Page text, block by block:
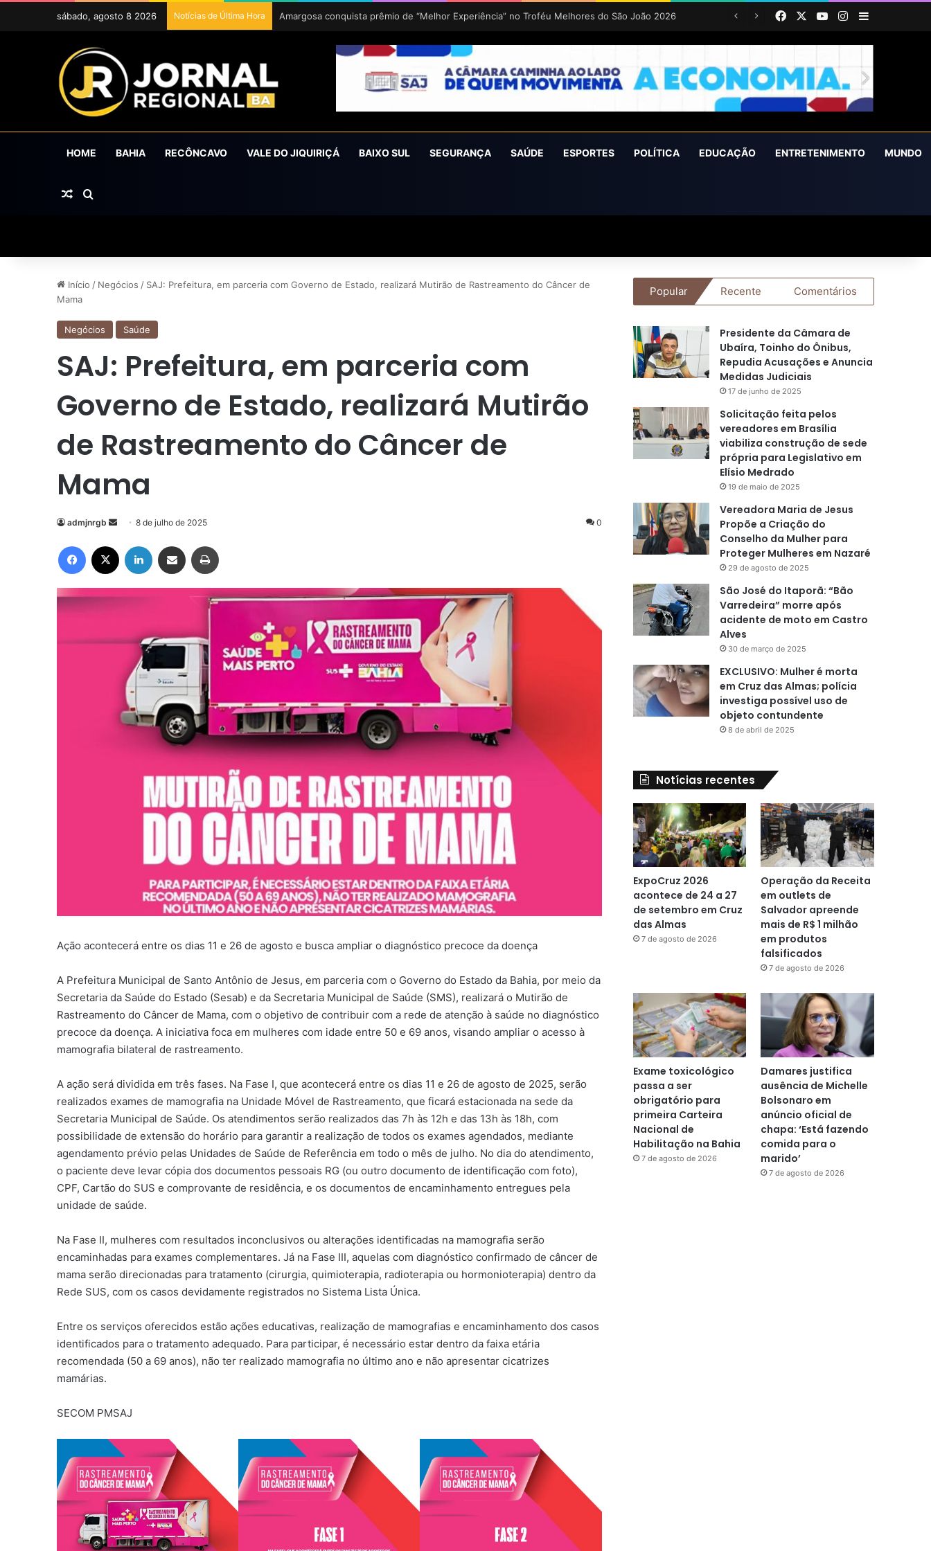
sábado, agosto 8 2026 Notícias de Última Hora ExpoCruz 2026 acontece de 24 a 27 de setembro em Cruz das Almas FacebookYouTubeInstagram
Barra
HOME BAHIA RECÔNCAVO VALE DO JIQUIRIÇÁ BAIXO SUL SEGURANÇA SAÚDE ESPORTES POLÍTICA EDUCAÇÃO ENTRETENIMENTO MUNDO
Artigo aleatório
Procurar por
Início / Negócios / SAJ: Prefeitura, em parceria com Governo de Estado, realizará Mutirão de Rastreamento do Câncer de
Mama
Negócios Saúde
SAJ: Prefeitura, em parceria com
Governo de Estado, realizará Mutirão
de Rastreamento do Câncer de
Mama
admjnrgb
Mande
e-
mail
8 de julho de 2025 0
Facebook Linkedin Compartilhar via e-mail
Ação acontecerá entre os dias 11 e 26 de agosto e busca ampliar o diagnóstico precoce da doença
A Prefeitura Municipal de Santo Antônio de Jesus, em parceria com o Governo do Estado da Bahia, por meio da
Secretaria da Saúde do Estado (Sesab) e da Secretaria Municipal de Saúde (SMS), realizará o Mutirão de
Rastreamento do Câncer de Mama, com o objetivo de contribuir com a rede de atenção à saúde no diagnóstico
precoce da doença. A iniciativa foca em mulheres com idade entre 50 e 69 anos, visando ampliar o acesso à
mamografia bilateral de rastreamento.
A ação será dividida em três fases. Na Fase I, que acontecerá entre os dias 11 e 26 de agosto de 2025, serão
realizados exames de mamografia na Unidade Móvel de Rastreamento, que ficará estacionada na sede da
Secretaria Municipal de Saúde. Os atendimentos serão realizados das 7h às 12h e das 13h às 18h, com
possibilidade de extensão do horário para garantir a realização de todos os exames agendados, mediante
agendamento prévio pelas Unidades de Saúde de Referência em todo o mês de julho. No dia do atendimento,
o paciente deve levar cópia dos documentos pessoais RG (ou outro documento de identificação com foto),
CPF, Cartão do SUS e comprovante de residência, e os documentos de encaminhamento entregues pela
unidade de saúde.
Na Fase II, mulheres com resultados inconclusivos ou alterações identificadas na mamografia serão
encaminhadas para exames complementares. Já na Fase III, aquelas com diagnóstico confirmado de câncer de
mama serão direcionadas para tratamento (cirurgia, quimioterapia, radioterapia ou hormonioterapia) dentro da
Rede SUS, com os casos devidamente registrados no Sistema Lista Única.
Entre os serviços oferecidos estão ações educativas, realização de mamografias e encaminhamento dos casos
identificados para o tratamento adequado. Para participar, é necessário estar dentro da faixa etária
recomendada (50 a 69 anos), não ter realizado mamografia no último ano e não apresentar cicatrizes
mamárias.
SECOM PMSAJ
Popular Recente Comentários
Presidente da Câmara de
Ubaíra, Toinho do Ônibus,
Repudia Acusações e Anuncia
Medidas Judiciais
17 de junho de 2025
Solicitação feita pelos
vereadores em Brasília
viabiliza construção de sede
própria para Legislativo em
Elísio Medrado
19 de maio de 2025
Vereadora Maria de Jesus
Propõe a Criação do
Conselho da Mulher para
Proteger Mulheres em Nazaré
29 de agosto de 2025
São José do Itaporã: “Bão
Varredeira” morre após
acidente de moto em Castro
Alves
30 de março de 2025
EXCLUSIVO: Mulher é morta
em Cruz das Almas; polícia
investiga possível uso de
objeto contundente
8 de abril de 2025
Notícias recentes
ExpoCruz 2026
acontece de 24 a 27
de setembro em Cruz
das Almas
7 de agosto de 2026
Operação da Receita
em outlets de
Salvador apreende
mais de R$ 1 milhão
em produtos
falsificados
7 de agosto de 2026
Exame toxicológico
passa a ser
obrigatório para
primeira Carteira
Nacional de
Habilitação na Bahia
7 de agosto de 2026
Damares justifica
ausência de Michelle
Bolsonaro em
anúncio oficial de
chapa: ‘Está fazendo
comida para o
marido’
7 de agosto de 2026